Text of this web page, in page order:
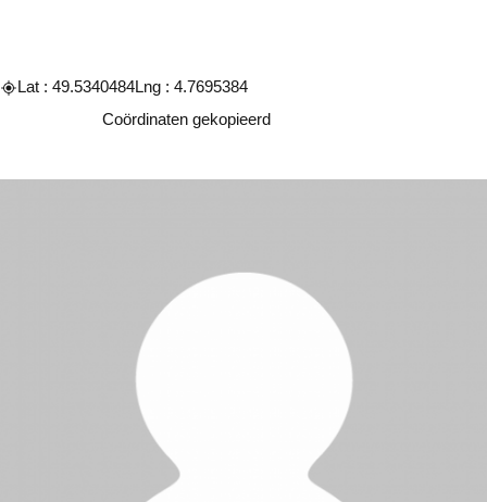
Lat : 49.5340484Lng : 4.7695384
Coördinaten gekopieerd